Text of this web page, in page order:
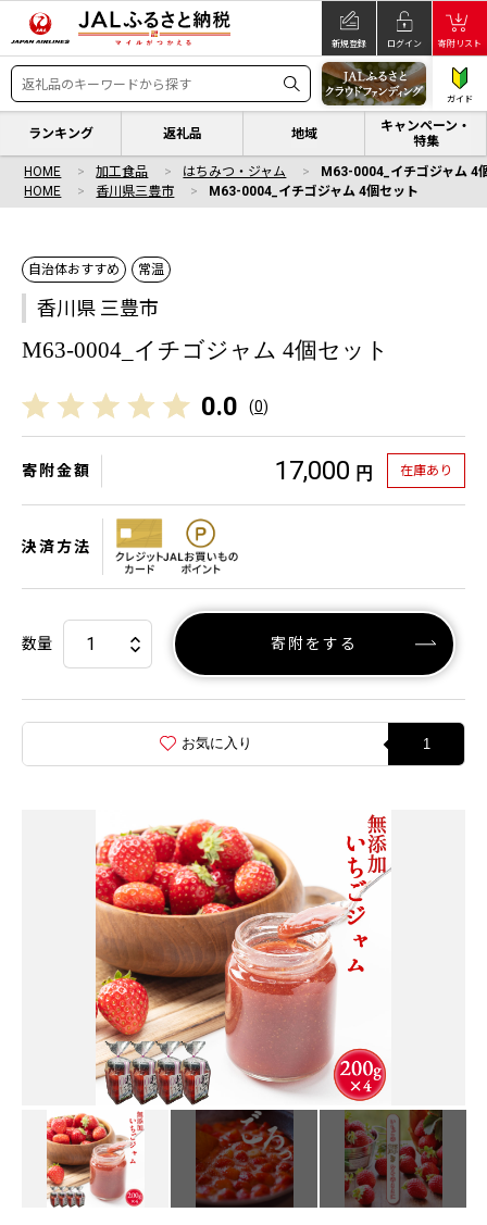
新規登録 ログイン 寄附リスト
ガイド
ランキング 返礼品 地域
キャンペーン・
特集
HOME 加工食品 はちみつ・ジャム
M63-0004_イチゴジャム 4
HOME
香川県三豊市 M63-0004_イチゴジャム 4個セット
自治体おすすめ 常温
香川県 三豊市
M63-0004_イチゴジャム 4個セット
0.0 (0)
寄附金額 17,000 円 在庫あり
決済方法
数量 寄附をする
お気に入り 1